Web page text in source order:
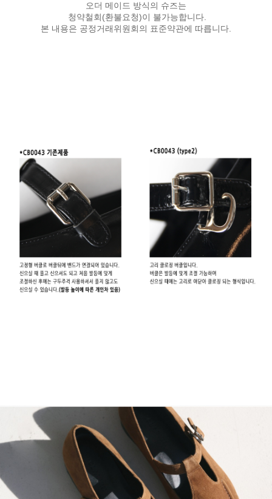
오더 메이드 방식의 슈즈는
청약철회(환불요청)이 불가능합니다.
본 내용은 공정거래위원회의 표준약관에 따릅니다.